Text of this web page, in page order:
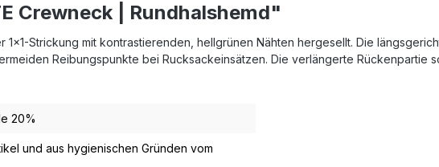
Crewneck | Rundhalshemd"
1x1-Strickung mit kontrastierenden, hellgrünen Nähten hergesellt. Die
Reibungspunkte bei Rucksackeinsätzen. Die verlängerte
20%
und aus hygienischen Gründen vom